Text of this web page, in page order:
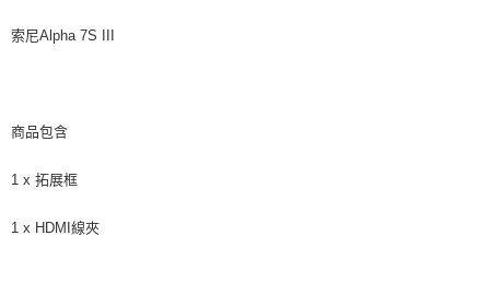
索尼Alpha 7S III
商品包含
1 x 拓展框
1 x HDMI線夾